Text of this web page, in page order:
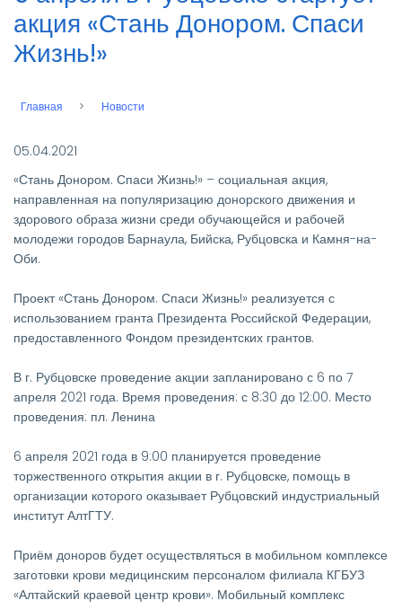
акция «Стань Донором. Спаси
Жизнь!»
Строка
Главная Новости
05.04.2021
«Стань Донором. Спаси Жизнь!» – социальная акция,
направленная на популяризацию донорского движения и
здорового образа жизни среди обучающейся и рабочей
молодежи городов Барнаула, Бийска, Рубцовска и Камня-на-
Оби.
Проект «Стань Донором. Спаси Жизнь!» реализуется с
использованием гранта Президента Российской Федерации,
предоставленного Фондом президентских грантов.
В г. Рубцовске проведение акции запланировано с 6 по 7
апреля 2021 года. Время проведения: с 8:30 до 12:00. Место
проведения: пл. Ленина
6 апреля 2021 года в 9:00 планируется проведение
торжественного открытия акции в г. Рубцовске, помощь в
организации которого оказывает Рубцовский индустриальный
институт АлтГТУ.
Приём доноров будет осуществляться в мобильном комплексе
заготовки крови медицинским персоналом филиала КГБУЗ
«Алтайский краевой центр крови». Мобильный комплекс